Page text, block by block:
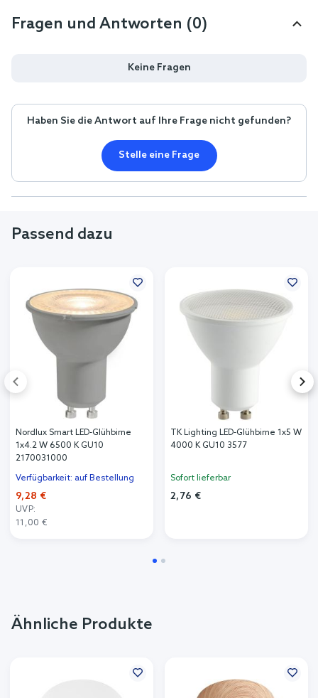
Fragen und Antworten (0)
Keine Fragen
Haben Sie die Antwort auf Ihre Frage nicht gefunden?
Stelle eine Frage
Passend dazu
Nordlux Smart LED-Glühbirne
1x4.2 W 6500 K GU10
2170031000
Verfügbarkeit: auf Bestellung
9,28 €
UVP:
11,00 €
TK Lighting LED-Glühbirne 1x5 W
4000 K GU10 3577
Sofort lieferbar
2,76 €
Ähnliche Produkte